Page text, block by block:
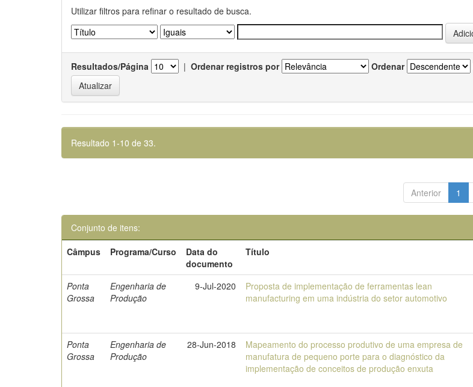
Utilizar filtros para refinar o resultado de busca.
Resultados/Página | Ordenar registros por Ordenar
Resultado 1-10 de 33.
Anterior 1
Conjunto de itens:
Câmpus
Programa/Curso
Data do
documento
Título
Ponta
Grossa
Engenharia de
Produção
9-Jul-2020
Proposta de implementação de ferramentas lean
manufacturing em uma indústria do setor automotivo
Ponta
Grossa
Engenharia de
Produção
28-Jun-2018
Mapeamento do processo produtivo de uma empresa de
manufatura de pequeno porte para o diagnóstico da
implementação de conceitos de produção enxuta